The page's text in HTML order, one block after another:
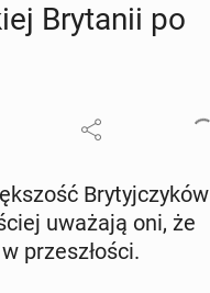
Bry­ta­nii po
Bry­tyj­czy­ków
uważają oni, że
prze­szło­ści.